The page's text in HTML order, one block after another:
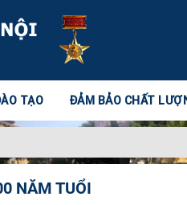
TẠO ĐẢM BẢO CHẤT
NĂM TUỔI